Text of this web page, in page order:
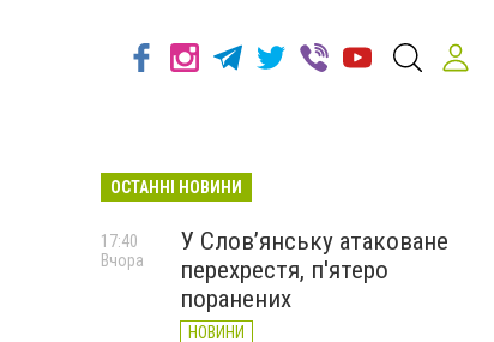
ОСТАННІ НОВИНИ
У Слов’янську атаковане
перехрестя, п'ятеро
поранених
НОВИНИ
17:40
Вчора